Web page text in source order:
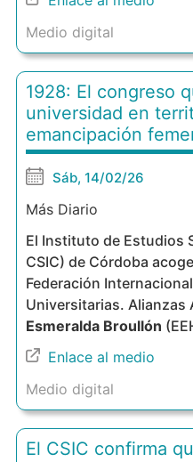
Medio digital
1928: El congreso
universidad en
emancipación
Sáb, 14/02/26
Más Diario
El Instituto de Estudios
CSIC) de Córdoba
Federación
Universitarias. Alianzas
Esmeralda Broullón
Enlace al medio
Medio digital
El CSIC confirma